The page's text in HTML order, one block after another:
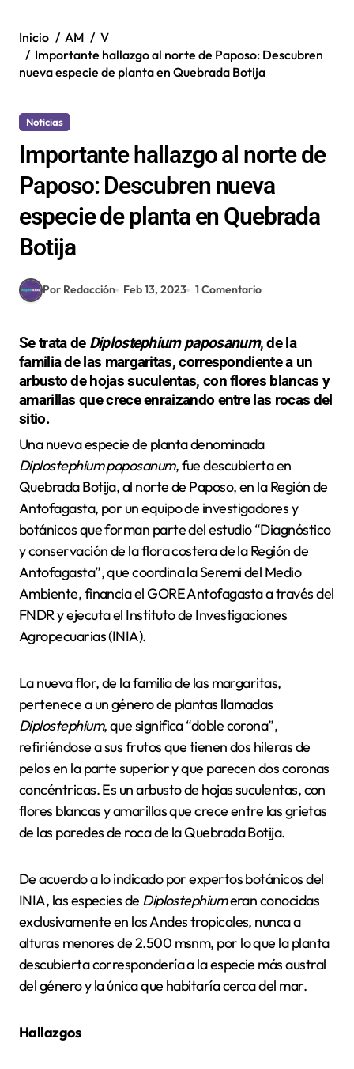
Inicio AM
V
Importante hallazgo al norte de Paposo: Descubren
nueva especie de planta en Quebrada Botija
Noticias
Importante hallazgo al norte de
Paposo: Descubren nueva
especie de planta en Quebrada
Botija
Por Redacción Feb 13, 2023 1 Comentario
Se trata de Diplostephium paposanum, de la
familia de las margaritas, correspondiente a un
arbusto de hojas suculentas, con flores blancas y
amarillas que crece enraizando entre las rocas del
sitio.
Una nueva especie de planta denominada
Diplostephium paposanum, fue descubierta en
Quebrada Botija, al norte de Paposo, en la Región de
Antofagasta, por un equipo de investigadores y
botánicos que forman parte del estudio “Diagnóstico
y conservación de la flora costera de la Región de
Antofagasta”, que coordina la Seremi del Medio
Ambiente, financia el GORE Antofagasta a través del
FNDR y ejecuta el Instituto de Investigaciones
Agropecuarias (INIA).
La nueva flor, de la familia de las margaritas,
pertenece a un género de plantas llamadas
Diplostephium, que significa “doble corona”,
refiriéndose a sus frutos que tienen dos hileras de
pelos en la parte superior y que parecen dos coronas
concéntricas. Es un arbusto de hojas suculentas, con
flores blancas y amarillas que crece entre las grietas
de las paredes de roca de la Quebrada Botija.
De acuerdo a lo indicado por expertos botánicos del
INIA, las especies de Diplostephiumeran conocidas
exclusivamente en los Andes tropicales, nunca a
alturas menores de 2.500 msnm, por lo que la planta
descubierta correspondería a la especie más austral
del género y la única que habitaría cerca del mar.
Hallazgos